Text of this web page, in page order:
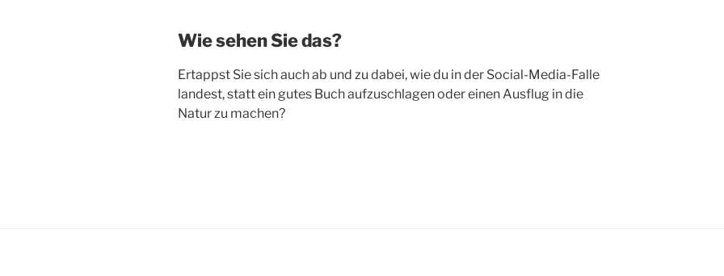
Wie sehen Sie das?
Ertappst Sie sich auch ab und zu dabei, wie du in der Social-Media-Falle
landest, statt ein gutes Buch aufzuschlagen oder einen Ausflug in die
Natur zu machen?